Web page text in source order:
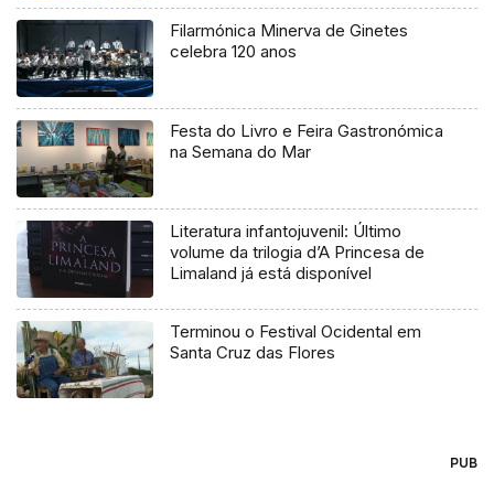
Filarmónica Minerva de Ginetes
celebra 120 anos
Festa do Livro e Feira Gastronómica
na Semana do Mar
Literatura infantojuvenil: Último
volume da trilogia d’A Princesa de
Limaland já está disponível
Terminou o Festival Ocidental em
Santa Cruz das Flores
PUB